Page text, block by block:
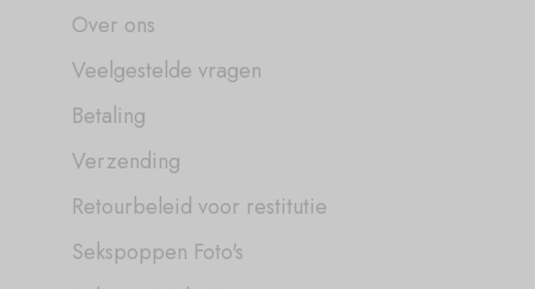
Over ons
Veelgestelde vragen
Betaling
Verzending
Retourbeleid voor restitutie
Sekspoppen Foto's